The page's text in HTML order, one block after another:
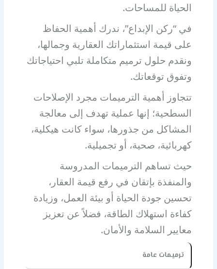
الحياة للمساحات.
في “ركن الإبداع”، ندرك أهمية الحفاظ
على قيمة استثماراتك العقارية وجمالها،
ونقدم حلول ترميم متكاملة تلبي احتياجاتك
وتفوق توقعاتك.
تتجاوز أهمية الترميمات مجرد الإصلاحات
السطحية؛ إنها عملية تهدف إلى معالجة
المشاكل من جذورها، سواء كانت هيكلية،
كهربائية، صحية، أو تجميلية.
حيث تساهم الترميمات المدروسة
والمنفذة بإتقان في رفع قيمة العقار،
تحسين جودة الحياة أو بيئة العمل، وزيادة
كفاءة استهلاك الطاقة، فضلاً عن تعزيز
معايير السلامة والأمان.
ترميمات عامة